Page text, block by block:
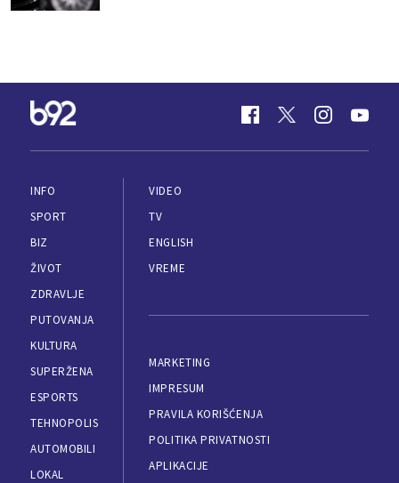
INFO
SPORT
BIZ
ŽIVOT
ZDRAVLJE
PUTOVANJA
KULTURA
SUPERŽENA
ESPORTS
TEHNOPOLIS
AUTOMOBILI
LOKAL
VIDEO
TV
ENGLISH
VREME
MARKETING
IMPRESUM
PRAVILA KORIŠĆENJA
POLITIKA PRIVATNOSTI
APLIKACIJE